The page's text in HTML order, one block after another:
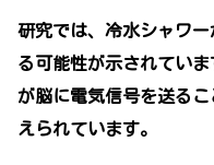
研究では、冷水シャワ
る可能性が示されてい
が脳に電気信号を送る
えられています。